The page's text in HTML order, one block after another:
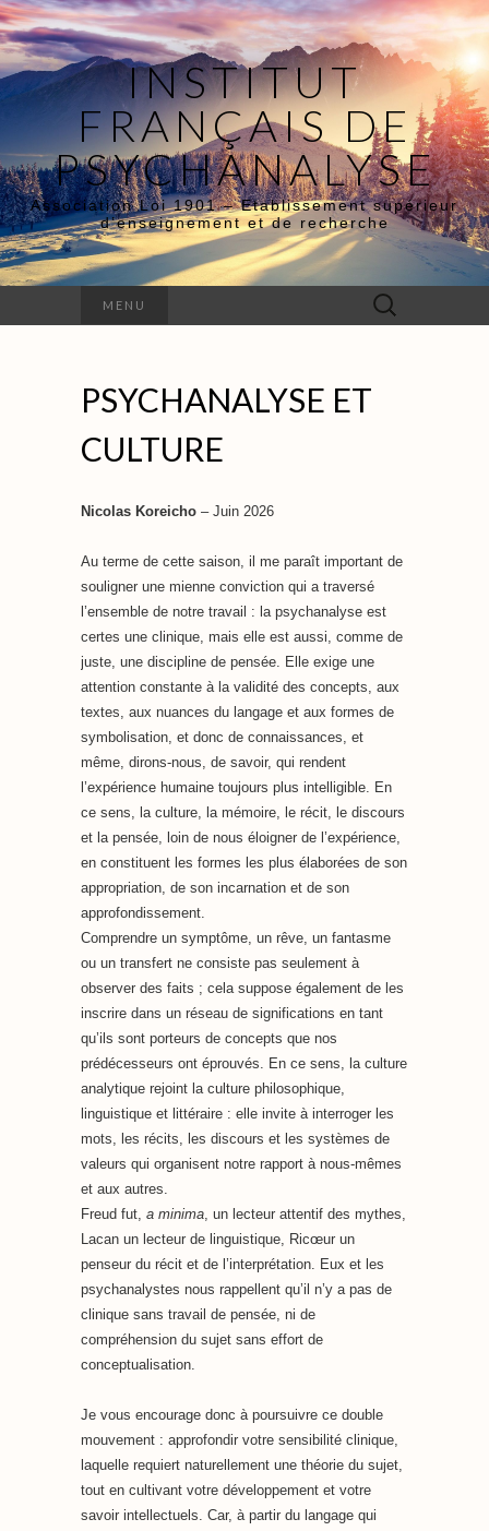
INSTITUT
FRANÇAIS DE
PSYCHANALYSE
Association Loi 1901 – Etablissement supérieur
d’enseignement et de recherche
MENU Rechercher :
PSYCHANALYSE ET
CULTURE
Nicolas Koreicho – Juin 2026
Au terme de cette saison, il me paraît important de
souligner une mienne conviction qui a traversé
l’ensemble de notre travail : la psychanalyse est
certes une clinique, mais elle est aussi, comme de
juste, une discipline de pensée. Elle exige une
attention constante à la validité des concepts, aux
textes, aux nuances du langage et aux formes de
symbolisation, et donc de connaissances, et
même, dirons-nous, de savoir, qui rendent
l’expérience humaine toujours plus intelligible. En
ce sens, la culture, la mémoire, le récit, le discours
et la pensée, loin de nous éloigner de l’expérience,
en constituent les formes les plus élaborées de son
appropriation, de son incarnation et de son
approfondissement.
Comprendre un symptôme, un rêve, un fantasme
ou un transfert ne consiste pas seulement à
observer des faits ; cela suppose également de les
inscrire dans un réseau de significations en tant
qu’ils sont porteurs de concepts que nos
prédécesseurs ont éprouvés. En ce sens, la culture
analytique rejoint la culture philosophique,
linguistique et littéraire : elle invite à interroger les
mots, les récits, les discours et les systèmes de
valeurs qui organisent notre rapport à nous-mêmes
et aux autres.
Freud fut, a minima, un lecteur attentif des mythes,
Lacan un lecteur de linguistique, Ricœur un
penseur du récit et de l’interprétation. Eux et les
psychanalystes nous rappellent qu’il n’y a pas de
clinique sans travail de pensée, ni de
compréhension du sujet sans effort de
conceptualisation.
Je vous encourage donc à poursuivre ce double
mouvement : approfondir votre sensibilité clinique,
laquelle requiert naturellement une théorie du sujet,
tout en cultivant votre développement et votre
savoir intellectuels. Car, à partir du langage qui